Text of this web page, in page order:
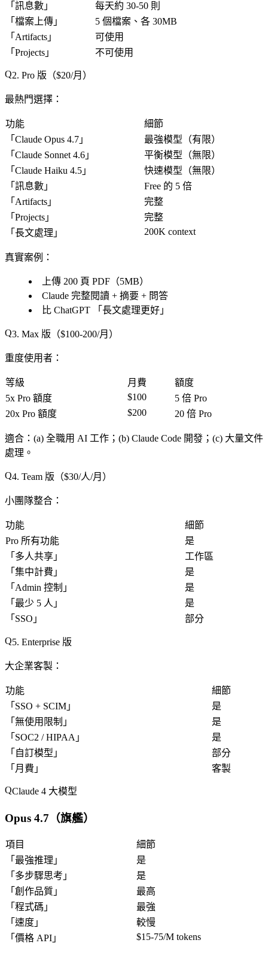
「 訊息數 」
每天約 30-50 則
「 檔案上傳 」
5 個檔案、各 30MB
「 Artifacts 」
可使用
「 Projects 」 不可使用
2. Pro 版（$20/月）
最熱門選擇 ：
功能
細節
「 Claude Opus 4.7 」
最強模型（有限）
「 Claude Sonnet 4.6 」
平衡模型（無限）
「 Claude Haiku 4.5 」
快速模型（無限）
「 訊息數 」
Free 的 5 倍
「 Artifacts 」
完整
「 Projects 」
完整
「 長文處理 」 200K context
真實案例 ：
上傳 200 頁 PDF（5MB）
Claude 完整閱讀 + 摘要 + 問答
比 ChatGPT 「 長文處理更好 」
3. Max 版（$100-200/月）
重度使用者 ：
等級 月費
額度
5x Pro 額度
$100
5 倍 Pro
20x Pro 額度
$200 20 倍 Pro
適合 ：(a) 全職用 AI 工作；(b) Claude Code 開發；(c) 大量文件
處理。
4. Team 版（$30/人/月）
小團隊整合 ：
功能
細節
Pro 所有功能
是
「 多人共享 」
工作區
「 集中計費 」
是
「 Admin 控制 」
是
「 最少 5 人 」
是
「 SSO 」 部分
5. Enterprise 版
大企業客製 ：
功能
細節
「 SSO + SCIM 」
是
「 無使用限制 」
是
「 SOC2 / HIPAA 」
是
「 自訂模型 」
部分
「 月費 」 客製
Claude 4 大模型
Opus 4.7（旗艦）
項目
細節
「 最強推理 」
是
「 多步驟思考 」
是
「 創作品質 」
最高
「 程式碼 」
最強
「 速度 」
較慢
「 價格 API 」 $15-75/M tokens